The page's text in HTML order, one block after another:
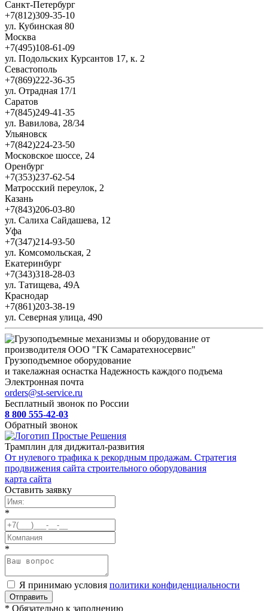
Санкт-Петербург
+7(812)309-35-10
ул. Кубинская 80
Москва
+7(495)108-61-09
ул. Подольских Курсантов 17, к. 2
Севастополь
+7(869)222-36-35
ул. Отрадная 17/1
Саратов
+7(845)249-41-35
ул. Вавилова, 28/34
Ульяновск
+7(842)224-23-50
Московское шоссе, 24
Оренбург
+7(353)237-62-54
Матросский переулок, 2
Казань
+7(843)206-03-80
ул. Салиха Сайдашева, 12
Уфа
+7(347)214-93-50
ул. Комсомольская, 2
Екатеринбург
+7(343)318-28-03
ул. Татищева, 49А
Краснодар
+7(861)203-38-19
ул. Северная улица, 490
Грузоподъемное оборудование
и такелажная оснастка Надежность каждого подъема
Электронная почта
orders@st-service.ru
Бесплатный звонок по России
8 800 555-42-03
Обратный звонок
Трамплин для диджитал-развития
От нулевого трафика к рекордным продажам. Стратегия
продвижения сайта строительного оборудования
карта сайта
Оставить заявку
*
*
Я принимаю условия политики конфиденциальности
* Обязательно к заполнению